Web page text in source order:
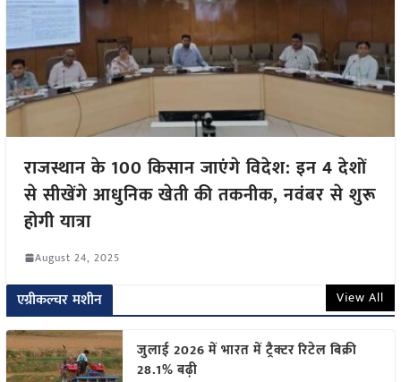
राजस्थान के 100 किसान जाएंगे विदेश: इन 4 देशों
से सीखेंगे आधुनिक खेती की तकनीक, नवंबर से शुरू
होगी यात्रा
August 24, 2025
एग्रीकल्चर मशीन View All
जुलाई 2026 में भारत में ट्रैक्टर रिटेल बिक्री
28.1% बढ़ी